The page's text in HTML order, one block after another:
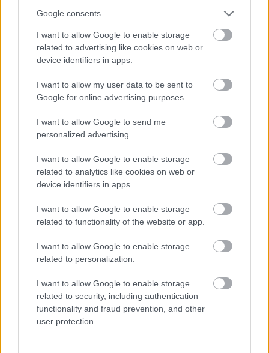
Google consents
I want to allow Google to enable storage
related to advertising like cookies on web or
device identifiers in apps.
I want to allow my user data to be sent to
Google for online advertising purposes.
I want to allow Google to send me
personalized advertising.
I want to allow Google to enable storage
related to analytics like cookies on web or
device identifiers in apps.
I want to allow Google to enable storage
related to functionality of the website or app.
I want to allow Google to enable storage
related to personalization.
I want to allow Google to enable storage
related to security, including authentication
functionality and fraud prevention, and other
user protection.
Maga a döntés viszont nem jött teljesen váratlanul, a
GameStop ugyanis négy hónappal ezelőtt megszüntette
a piactérrel egy időben elindított kriptovalutás
pénztárcáját, amiből sejthető volt, hogy az áruházlánc
egyébként azt követően ugrott fejest a témába, hogy egy
spontán szerveződött online akciókeretében redditezők
egy csoportja az egekbe tornázta a GameStop-
részvények árát, óriási hírverést csapva a láncnak.
A GameStop NFT-piacának bezárása annyiban érinti a
felhasználókat, hogy a roló lehúzása után más
platformokon keresztül kell hozzáférniük a blokkláncon
őrzött virtuális javaikhoz. Konkurensek pedig akadnak,
mivel nem adta még fel mindenki a tokenekbe vetett
hitet, egy új szereplő például aReady Player One című
film mögé bújvatenné ismét divatossá az NFT-ket.